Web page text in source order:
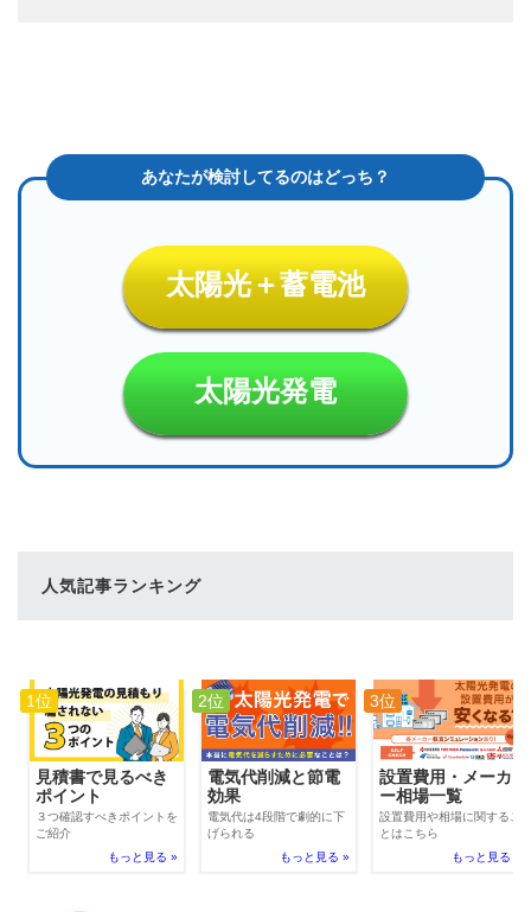
太陽光＋蓄電池
太陽光発電
人気記事ランキング
1位
見積書で見るべき
ポイント
３つ確認すべきポイントを
ご紹介
もっと見る »
2位
電気代削減と節電
効果
電気代は4段階で劇的に下
げられる
もっと見る »
3位
設置費用・メーカ
ー相場一覧
設置費用や相場に関するこ
とはこちら
もっと見る »